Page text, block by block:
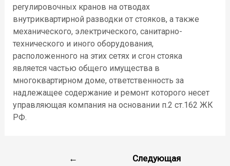
реryлировочных кранов на отводах
внутриквартирной разводки от стояков, а также
механического, электрического, санитарно-
технического и иного оборудования,
расположенного на этих сетях и сгон стояка
является частью общего имущества в
многоквартирном доме, ответственность за
надлежащее содержание и ремонт которого несет
управляющая компания на основании п.2 ст.162 ЖК
РФ.
←
Следующая